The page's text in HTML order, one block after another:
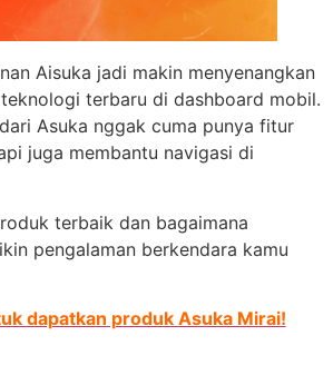
Aisuka jadi makin menyenangkan
terbaru di dashboard mobil.
Asuka nggak cuma punya fitur
juga membantu navigasi di
terbaik dan bagaimana
pengalaman berkendara kamu
dapatkan produk Asuka Mirai!